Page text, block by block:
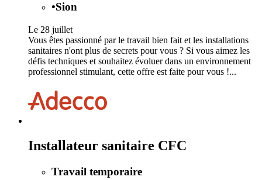
•Sion
Le 28 juillet
Vous êtes passionné par le travail bien fait et les installations
sanitaires n'ont plus de secrets pour vous ? Si vous aimez les
défis techniques et souhaitez évoluer dans un environnement
professionnel stimulant, cette offre est faite pour vous !...
Installateur sanitaire CFC
Travail temporaire